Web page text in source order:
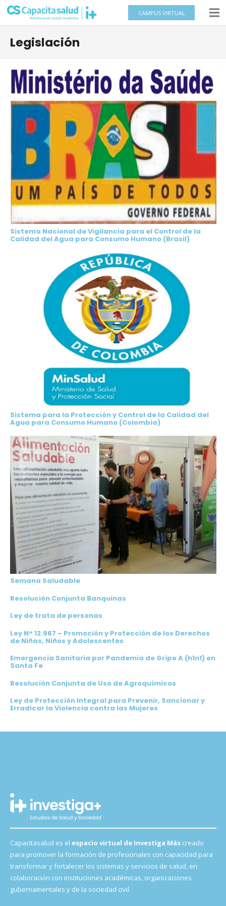
CAMPUS VIRTUAL
Legislación
Sistema Nacional de Vigilancia para el Control de la
Calidad del Agua para Consumo Humano (Brasil)
Sistema para la Protección y Control de la Calidad del
Agua para Consumo Humano (Colombia)
Semana Saludable
Resolución Conjunta Banquinas
Ley de trata de personas
Ley N° 12.967 – Promoción y Protección de los Derechos
de Niñas, Niños y Adolescentes
Emergencia Sanitaria por Pandemia de Gripe A (h1n1) en
Santa Fe
Resolución Conjunta de Uso de Agroquímicos
Ley de Protección Integral para Prevenir, Sancionar y
Erradicar la Violencia contra las Mujeres
Capacitasalud es el espacio virtual de Investiga Máscreado
para promover la formación de profesionales con capacidad para
transformar y fortalecer los sistemas y servicios de salud, en
colaboración con instituciones académicas, organizaciones
gubernamentales y de la sociedad civil.